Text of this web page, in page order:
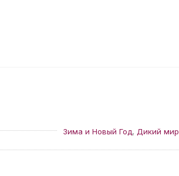
Зима и Новый Год, Дикий мир